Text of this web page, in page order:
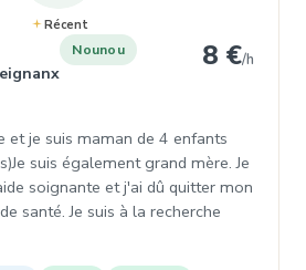
Récent
à Saint-André-de-
Nounou 8 €/h
et je suis maman de 4 enfants
suis également grand mère. Je
soignante et j'ai dû quitter mon
santé. Je suis à la recherche